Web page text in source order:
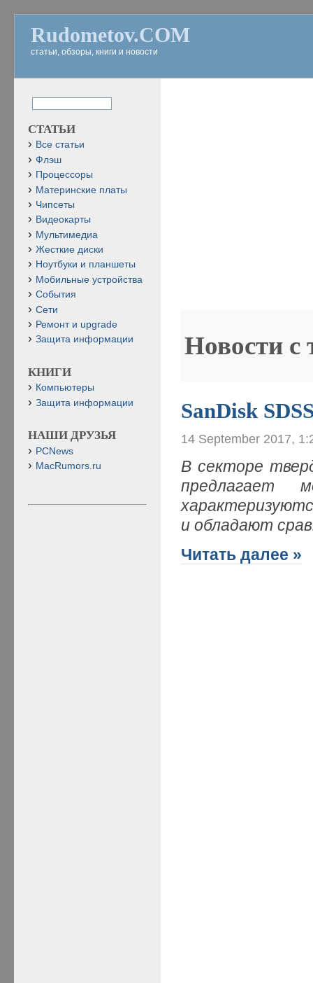
Rudometov.COM
статьи, обзоры, книги и новости
Новости с
SanDisk
14 September 2017,
В секторе
предлагает
и обладают
Читать далее »
СТАТЬИ
Все статьи
Флэш
Процессоры
Материнские платы
Чипсеты
Видеокарты
Мультимедиа
Жесткие диски
Ноутбуки и планшеты
Мобильные устройства
События
Сети
Ремонт и upgrade
Защита информации
КНИГИ
Компьютеры
Защита информации
НАШИ ДРУЗЬЯ
PCNews
MacRumors.ru